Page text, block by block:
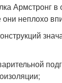
Армстронг
неплохо